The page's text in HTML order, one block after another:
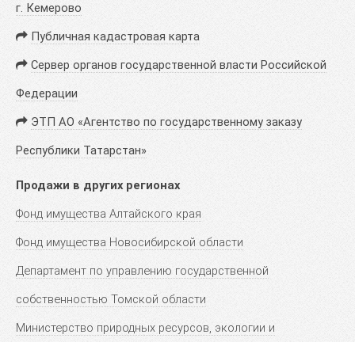
г. Кемерово
Публичная кадастровая карта
Сервер органов государственной власти Российской
Федерации
ЭТП АО «Агентство по государственному заказу
Республики Татарстан»
Продажи в других регионах
Фонд имущества Алтайского края
Фонд имущества Новосибирской области
Департамент по управлению государственной
собственностью Томской области
Министерство природных ресурсов, экологии и